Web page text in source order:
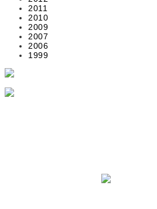
2011
2010
2009
2007
2006
1999